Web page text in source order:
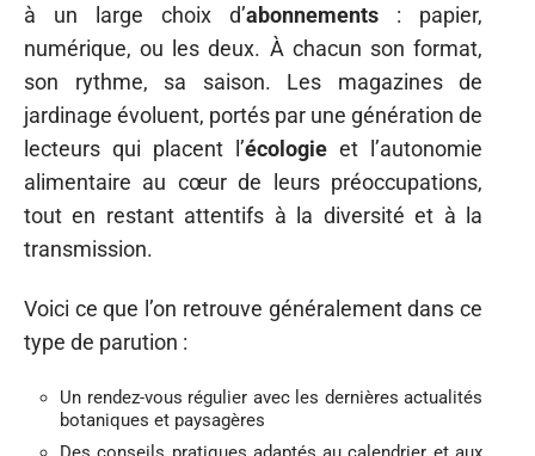
à un large choix d’abonnements : papier,
numérique, ou les deux. À chacun son format,
son rythme, sa saison. Les magazines de
jardinage évoluent, portés par une génération de
lecteurs qui placent l’écologie et l’autonomie
alimentaire au cœur de leurs préoccupations,
tout en restant attentifs à la diversité et à la
transmission.
Voici ce que l’on retrouve généralement dans ce
type de parution :
Un rendez-vous régulier avec les dernières actualités
botaniques et paysagères